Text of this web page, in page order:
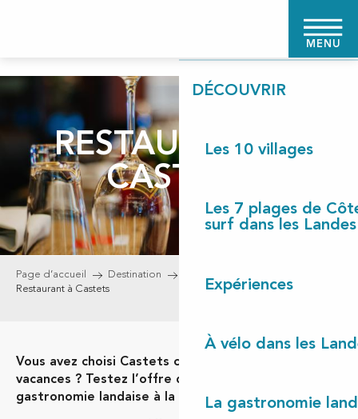
MENU
PAGE D'ACCUEIL
DÉCOUVRIR
Les 10 villages
Les 7 plages de
surf dans les Landes
Expériences
À vélo dans les
La gastronomie
RESTAURANT À
CASTETS
Page d’accueil Destination
Restaurant à Castets
Vous avez choisi Castets comme destination de
vacances ? Testez l’offre diversifiée de la
gastronomie landaise à la restauration rapide.